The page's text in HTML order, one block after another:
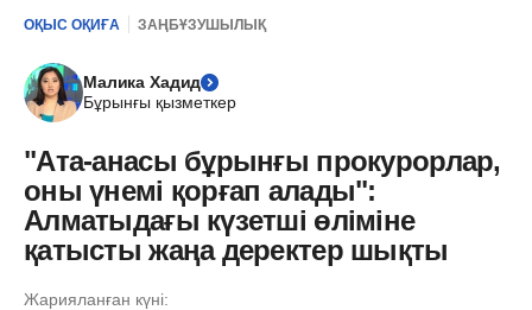
ОҚЫС ОҚИҒА ЗАҢБҰЗУШЫЛЫҚ
Малика Хадид
Бұрынғы қызметкер
"Ата-анасы бұрынғы прокурорлар,
оны үнемі қорғап алады":
Алматыдағы күзетші өліміне
қатысты жаңа деректер шықты
Жарияланған күні: